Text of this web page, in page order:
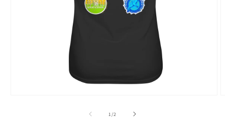
1 /von
2